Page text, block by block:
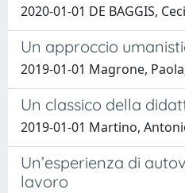
2020-01-01 DE BAGGIS,
Un approccio
2019-01-01 Magrone,
Un classico della
2019-01-01 Martino,
Un’esperienza di
lavoro